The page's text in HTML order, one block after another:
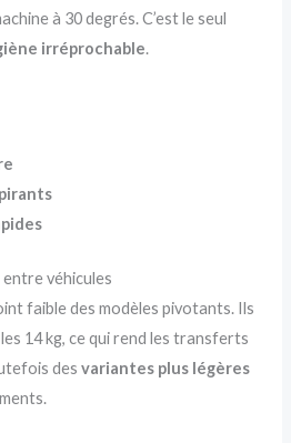
à 30 degrés. C’est le seul
irréprochable.
véhicules
faible des modèles pivotants. Ils
14 kg, ce qui rend les transferts
desvariantes plus légères